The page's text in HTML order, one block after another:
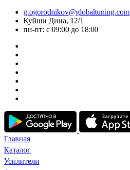
g.ogorodnikov@globaltuning.com
Куйши Дина, 12/1
пн-пт: с 09:00 до 18:00
Главная
Каталог
Усилители